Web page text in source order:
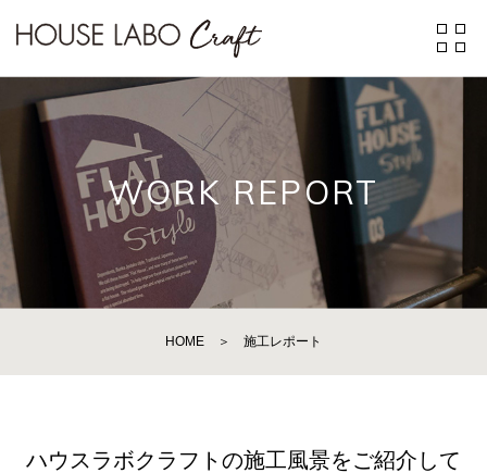
WORK REPORT
HOME ＞ 施工レポート
ハウスラボクラフトの施工風景をご紹介して